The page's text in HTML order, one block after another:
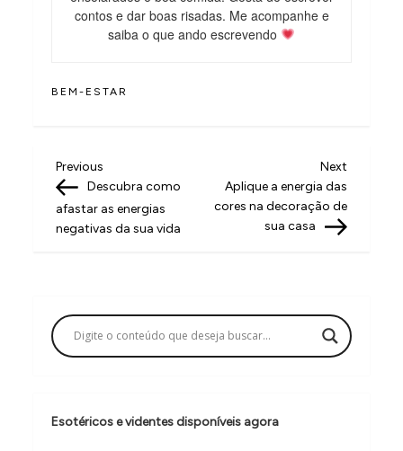
contos e dar boas risadas. Me acompanhe e
saiba o que ando escrevendo
BEM-ESTAR
N
a
v
a
ç
o
d
Previous
Post
Previous
Descubra como
afastar as energias
negativas da sua vida
Next
Post
Next
Aplique a energia das
cores na decoração de
sua casa
Esotéricos e videntes disponíveis agora